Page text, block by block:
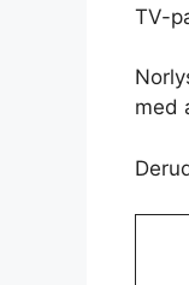
TV-
med